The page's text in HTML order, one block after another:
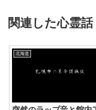
関連した心霊話
北海道